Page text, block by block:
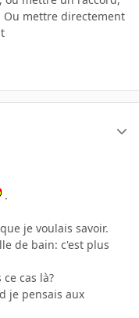
mettre directement
.
je voulais savoir.
de bain: c'est plus
cas là?
je pensais aux